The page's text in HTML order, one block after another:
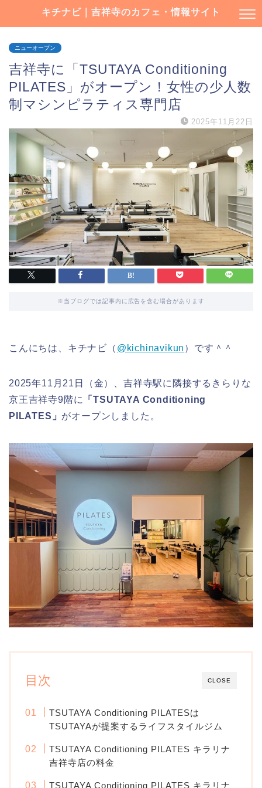
キチナビ｜吉祥寺のカフェ・情報サイト
ニューオープン
吉祥寺に「TSUTAYA Conditioning
PILATES」がオープン！女性の少人数
制マシンピラティス専門店
2025年11月22日
※当ブログでは記事内に広告を含む場合があります
こんにちは、キチナビ（ @kichinavikun ）です＾＾
2025年11月21日（金）、吉祥寺駅に隣接するきらりな
京王吉祥寺9階に 「TSUTAYA Conditioning
PILATES」 がオープンしました。
CLOSE
目次
TSUTAYA Conditioning PILATESは
TSUTAYAが提案するライフスタイルジム
TSUTAYA Conditioning PILATES キラリナ
吉祥寺店の料金
TSUTAYA Conditioning PILATES キラリナ